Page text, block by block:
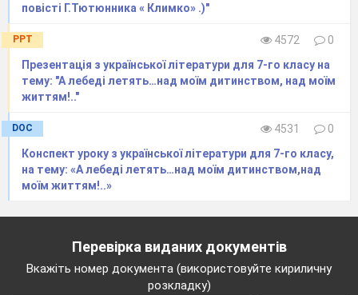
повісті Г.Тютюнника « Климко» .)"
PPT 4572
0
Презентація з української літератури для 7-го класу на
тему: "А лебеді летять…над моїм дитинством, над моїм
життям!.."
DOC 4531
0
Конспект уроку з української літератури для 7-го класу,
на тему: «А лебеді летять…над моїм дитинством,над
моїм життям!..»
Перевірка виданих документів
Вкажіть номер документа (використовуйте кириличну
розкладку)